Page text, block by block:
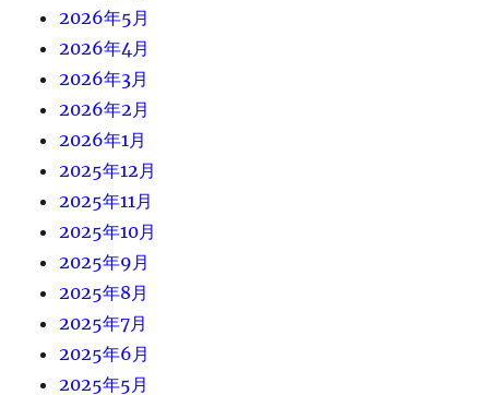
2026年5月
2026年4月
2026年3月
2026年2月
2026年1月
2025年12月
2025年11月
2025年10月
2025年9月
2025年8月
2025年7月
2025年6月
2025年5月